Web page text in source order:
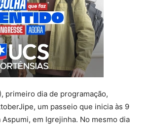
primeiro dia de programação,
um passeio que inicia às 9
Aspumi, em Igrejinha. No mesmo dia